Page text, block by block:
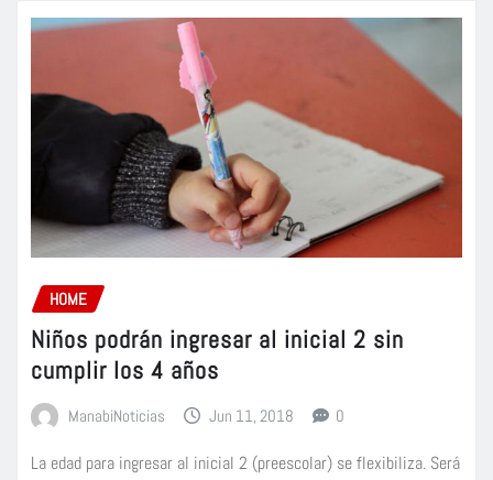
HOME
Niños podrán ingresar al inicial 2 sin
cumplir los 4 años
ManabiNoticias Jun 11, 2018 0
La edad para ingresar al inicial 2 (preescolar) se flexibiliza. Será